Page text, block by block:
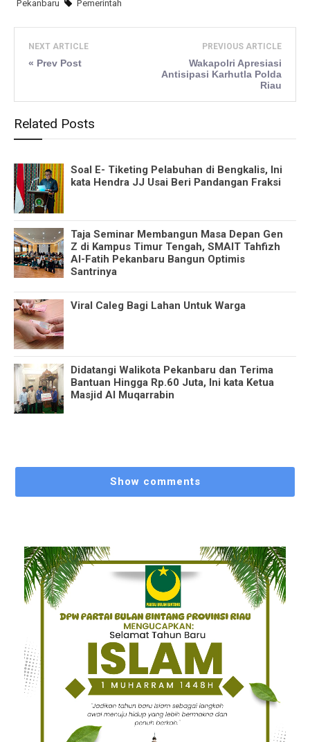
Pekanbaru Pemerintah
NEXT ARTICLE
« Prev Post
PREVIOUS ARTICLE
Wakapolri Apresiasi
Antisipasi Karhutla Polda
Riau
Related Posts
Soal E- Tiketing Pelabuhan di Bengkalis, Ini
kata Hendra JJ Usai Beri Pandangan Fraksi
Taja Seminar Membangun Masa Depan Gen
Z di Kampus Timur Tengah, SMAIT Tahfizh
Al-Fatih Pekanbaru Bangun Optimis
Santrinya
Viral Caleg Bagi Lahan Untuk Warga
Didatangi Walikota Pekanbaru dan Terima
Bantuan Hingga Rp.60 Juta, Ini kata Ketua
Masjid Al Muqarrabin
Show comments